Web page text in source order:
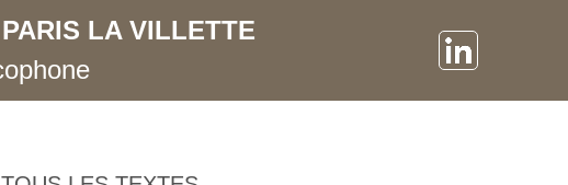
LA VILLETTE